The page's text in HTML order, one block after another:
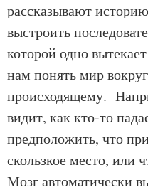
рассказывают
выстроить
которой одно
нам понять мир
происходящему.
видит, как кто-то
предположить, что
скользкое место, или
Мозг автоматически